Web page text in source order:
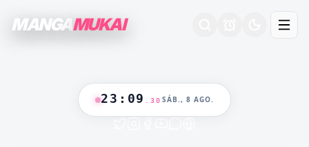
MANGA MUKAI
23 : 09 .31 SÁB., 8 AGO.